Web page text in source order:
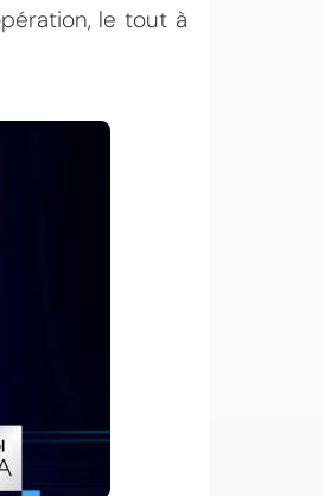
le tout à